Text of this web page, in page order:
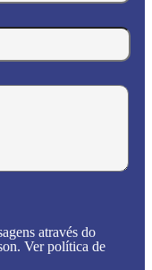
através do
Ver política de